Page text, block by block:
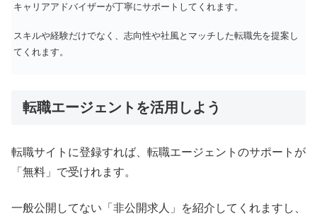
キャリアアドバイザーが丁寧にサポートしてくれます。
スキルや経験だけでなく、志向性や社風とマッチした転職先を提案し
てくれます。
転職エージェントを活用しよう
転職サイトに登録すれば、転職エージェントのサポートが
「無料」で受けれます。
一般公開してない「非公開求人」を紹介してくれますし、